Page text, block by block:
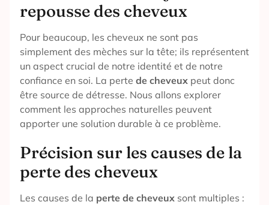
repousse des cheveux
Pour beaucoup, les cheveux ne sont pas
simplement des mèches sur la tête; ils représentent
un aspect crucial de notre identité et de notre
confiance en soi. La perte de cheveuxpeut donc
être source de détresse. Nous allons explorer
comment les approches naturelles peuvent
apporter une solution durable à ce problème.
Précision sur les causes de la
perte des cheveux
Les causes de la perte de cheveuxsont multiples :